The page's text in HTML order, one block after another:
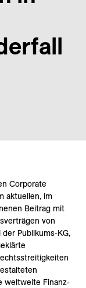
Corporate
aktuellen, im
Beitrag mit
von
Publikums-KG,
weltweite Finanz-